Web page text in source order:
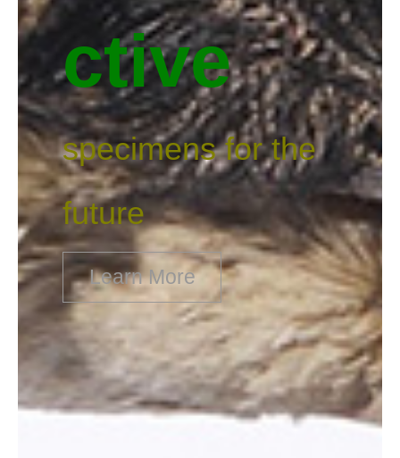
ctive
specimens for the
future
Learn More